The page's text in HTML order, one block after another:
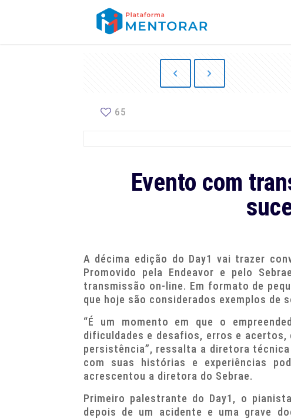
65
Evento com
A décima edição do Day1 vai trazer
Promovido pela Endeavor e pelo
transmissão on-line. Em formato de
que hoje são considerados exemplos de
“É um momento em que o
dificuldades e desafios, erros e acertos,
persistência”, ressalta a diretora técnica
com suas histórias e experiências
acrescentou a diretora do Sebrae.
Primeiro palestrante do Day1, o
depois de um acidente e uma grave